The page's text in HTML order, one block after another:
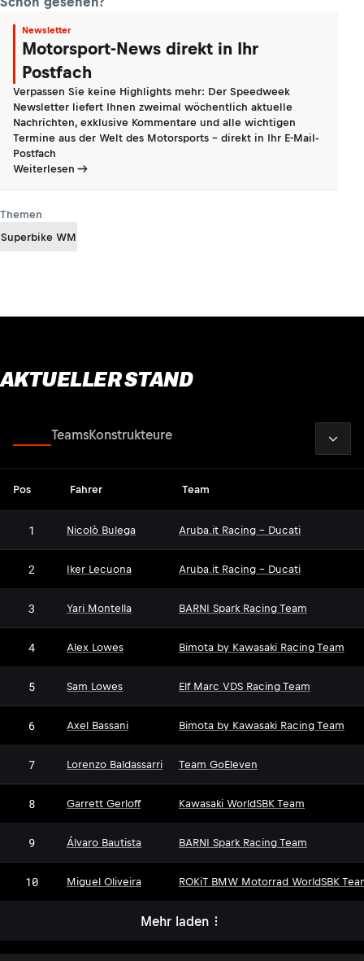
Newsletter
Motorsport-News direkt in Ihr
Postfach
Verpassen Sie keine Highlights mehr: Der Speedweek
Newsletter liefert Ihnen zweimal wöchentlich aktuelle
Nachrichten, exklusive Kommentare und alle wichtigen
Termine aus der Welt des Motorsports - direkt in Ihr E-Mail-
Postfach
Weiterlesen
Themen
Superbike WM
AKTUELLER STAND
TeamsKonstrukteure
Pos Fahrer Team
1 Nicolò Bulega Aruba.it Racing - Ducati
2 Iker Lecuona Aruba.it Racing - Ducati
3 Yari Montella BARNI Spark Racing Team
4 Alex Lowes Bimota by Kawasaki Racing Team
5 Sam Lowes Elf Marc VDS Racing Team
6 Axel Bassani Bimota by Kawasaki Racing Team
7 Lorenzo Baldassarri Team GoEleven
8 Garrett Gerloff Kawasaki WorldSBK Team
9 Álvaro Bautista BARNI Spark Racing Team
10 Miguel Oliveira ROKiT BMW Motorrad WorldSBK
Mehr laden